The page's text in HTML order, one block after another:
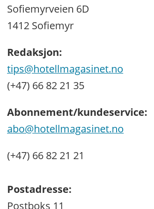
Sofiemyrveien 6D
1412 Sofiemyr
Redaksjon:
tips@hotellmagasinet.no
(+47) 66 82 21 35
Abonnement/kundeservice:
abo@hotellmagasinet.no
(+47) 66 82 21 21
Postadresse:
Postboks 11